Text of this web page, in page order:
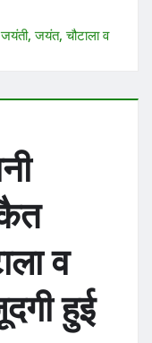
जयंत, चौटाला व
व
हुई